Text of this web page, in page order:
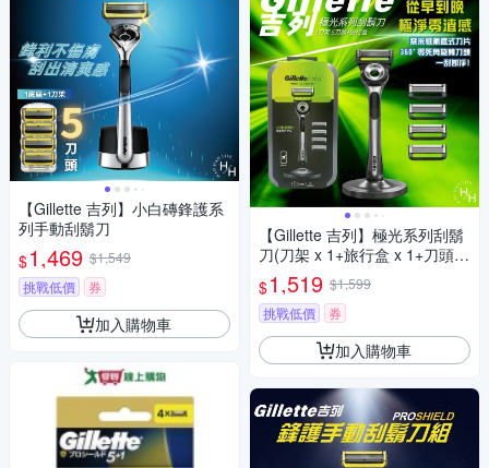
【Gillette 吉列】小白磚鋒護系
列手動刮鬍刀
$1,469 $1,549
挑戰低價
券
加入購物車
【Gillette 吉列】極光系列刮鬍
刀(刀架 x 1+旅行盒 x 1+刀頭 x
5)
$1,519 $1,599
挑戰低價
券
加入購物車